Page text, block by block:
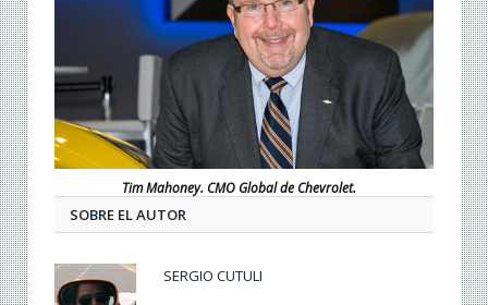
Tim Mahoney. CMO Global de Chevrolet.
SOBRE EL AUTOR
SERGIO CUTULI